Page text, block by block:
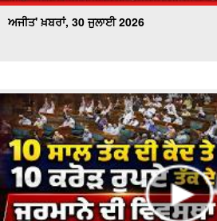
ਅਜੀਤ' ਖ਼ਬਰਾਂ, 30 ਜੁਲਾਈ 2026